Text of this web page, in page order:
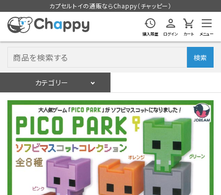
カプセルトイの通販ならChappy（チャッピー）
購入履歴 ログイン カート メニュー
検索
カテゴリー
ログイン 会員登録
入荷スケジュールをチェック
カプセルトイマシン本体
カプセルトイ